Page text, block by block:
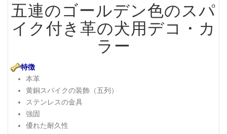
五連のゴールデン色のスパ
イク付き革の犬用デコ・カ
ラー
特徴
本革
黄銅スパイクの装飾（五列）
ステンレスの金具
強固
優れた耐久性